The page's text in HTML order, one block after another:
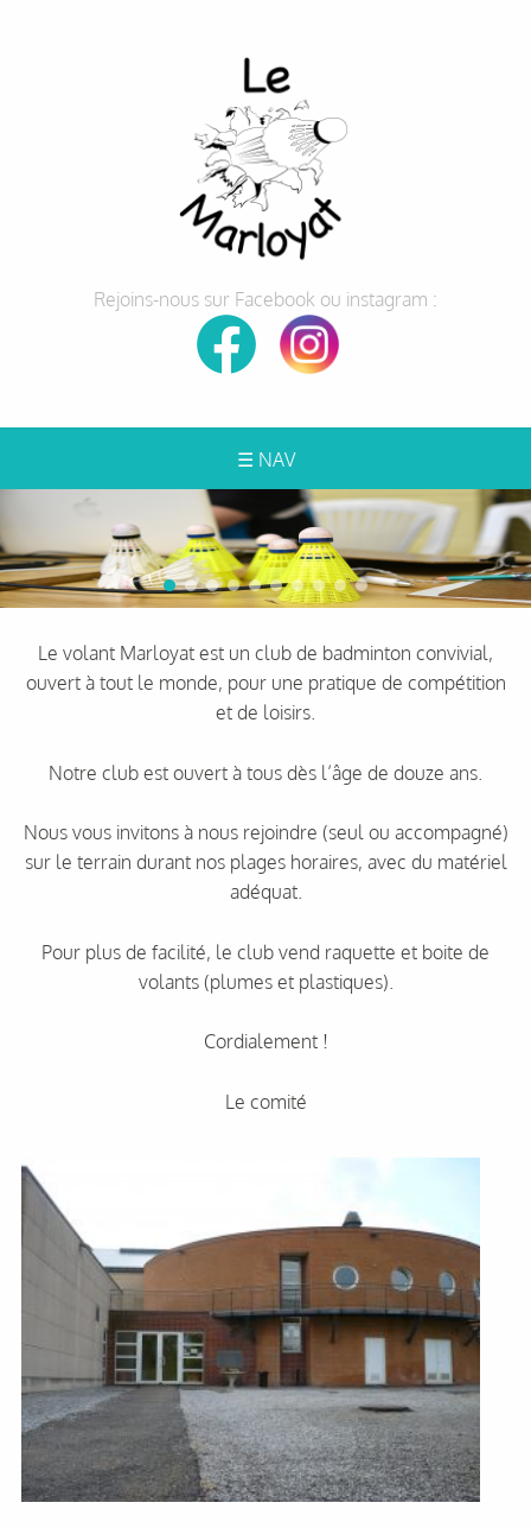
Rejoins-nous sur Facebook ou instagram :
☰ NAV
Le volant Marloyat est un club de badminton convivial,
ouvert à tout le monde, pour une pratique de compétition
et de loisirs.
Notre club est ouvert à tous dès l’âge de douze ans.
Nous vous invitons à nous rejoindre (seul ou accompagné)
sur le terrain durant nos plages horaires, avec du matériel
adéquat.
Pour plus de facilité, le club vend raquette et boite de
volants (plumes et plastiques).
Cordialement !
Le comité